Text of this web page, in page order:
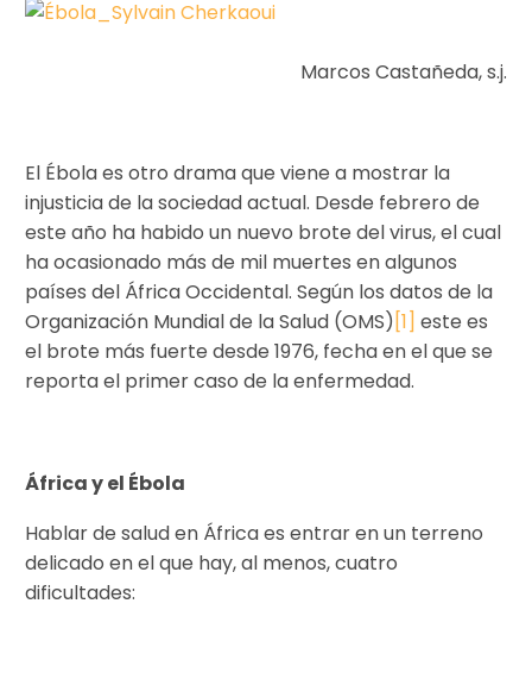
Marcos Castañeda, s.j.
El Ébola es otro drama que viene a mostrar la
injusticia de la sociedad actual. Desde febrero de
este año ha habido un nuevo brote del virus, el cual
ha ocasionado más de mil muertes en algunos
países del África Occidental. Según los datos de la
Organización Mundial de la Salud (OMS) [1] este es
el brote más fuerte desde 1976, fecha en el que se
reporta el primer caso de la enfermedad.
África y el Ébola
Hablar de salud en África es entrar en un terreno
delicado en el que hay, al menos, cuatro
dificultades: